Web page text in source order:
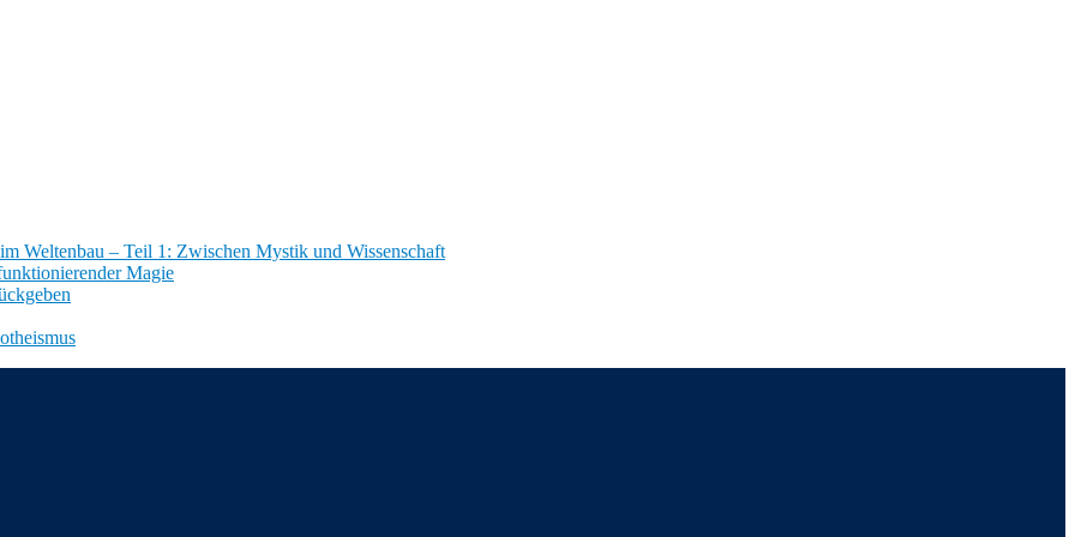
Weltenbau – Teil 1: Zwischen Mystik und Wissenschaft
Magie